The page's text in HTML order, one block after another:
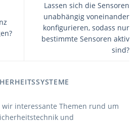
Lassen sich die Sensoren
unabhängig voneinander
konfigurieren, sodass nur
bestimmte Sensoren aktiv
sind?
interessante Themen rund um
und